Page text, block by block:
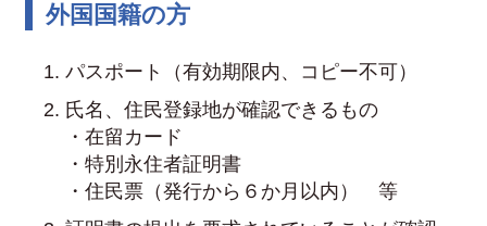
外国国籍の方
パスポート（有効期限内、コピー不可）
氏名、住民登録地が確認できるもの
・在留カード
・特別永住者証明書
・住民票（発行から６か月以内） 等